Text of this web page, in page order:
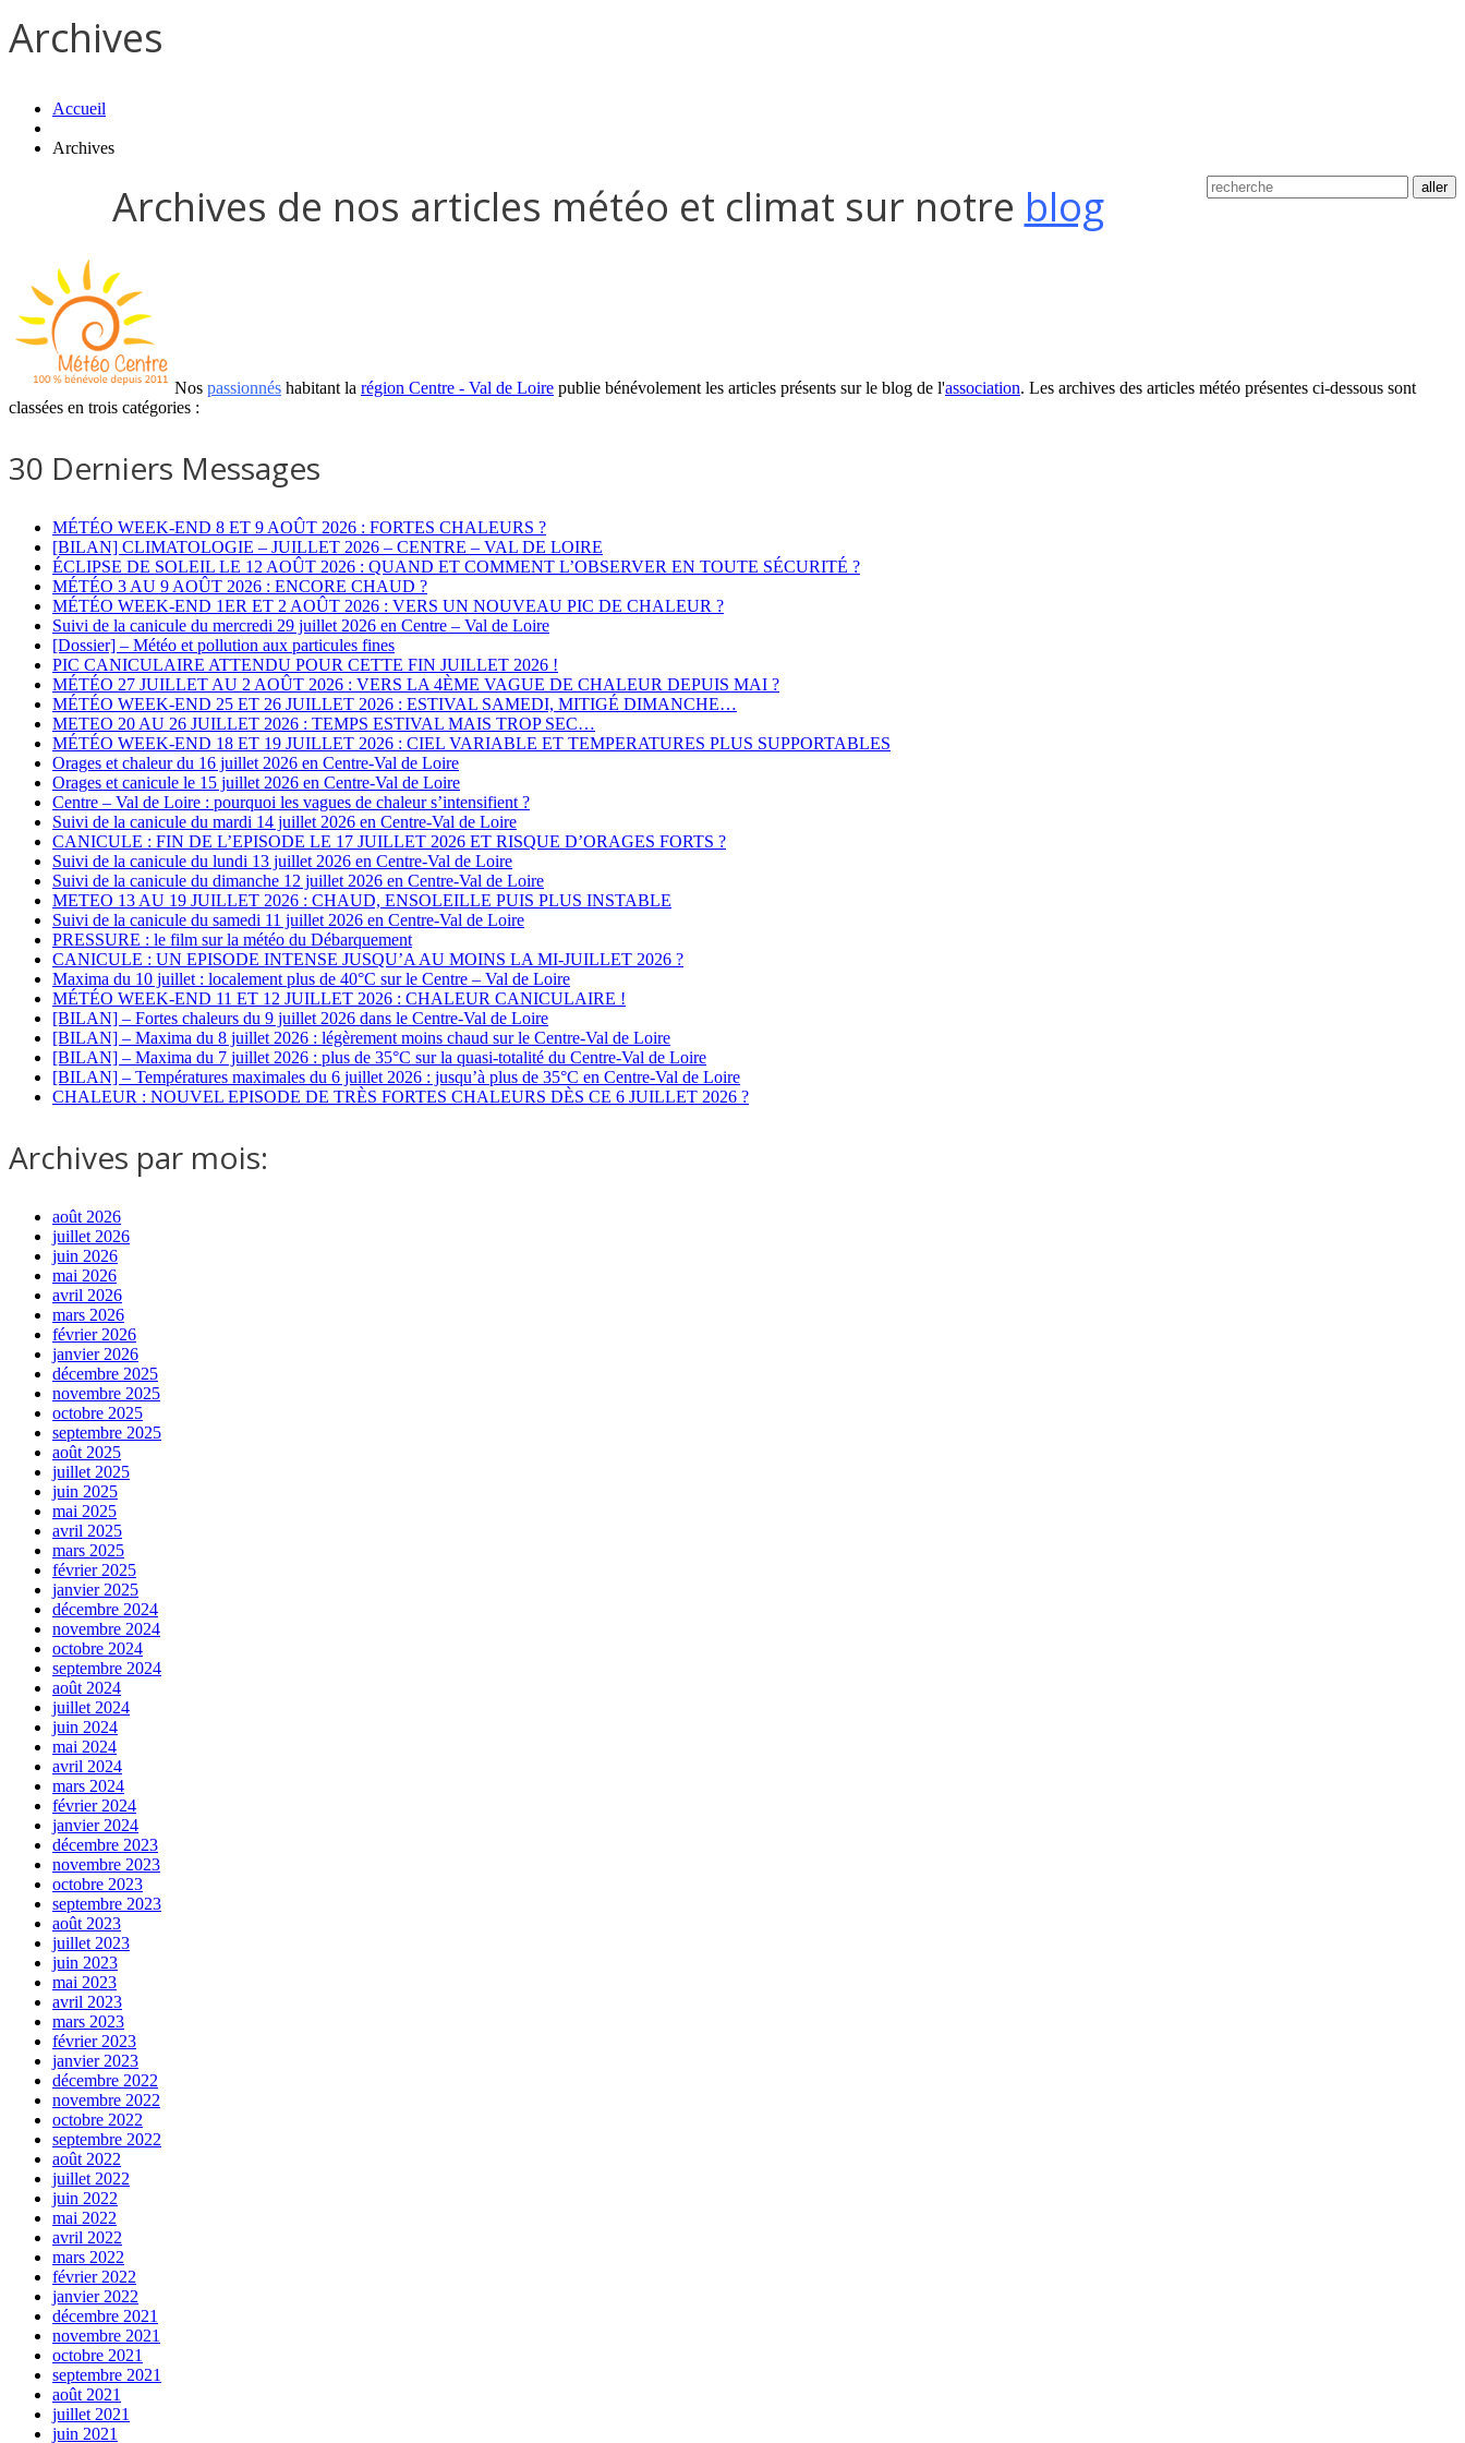
Archives
Accueil
Archives
Archives de nos articles météo et climat sur notre blog
Nos passionnés habitant la région Centre - Val de Loire publie bénévolement les articles présents sur le blog de l'association. Les archives des articles météo présentes ci-dessous sont
classées en trois catégories :
30 Derniers Messages
MÉTÉO WEEK-END 8 ET 9 AOÛT 2026 : FORTES CHALEURS ?
[BILAN] CLIMATOLOGIE – JUILLET 2026 – CENTRE – VAL DE LOIRE
ÉCLIPSE DE SOLEIL LE 12 AOÛT 2026 : QUAND ET COMMENT L’OBSERVER EN TOUTE SÉCURITÉ ?
MÉTÉO 3 AU 9 AOÛT 2026 : ENCORE CHAUD ?
MÉTÉO WEEK-END 1ER ET 2 AOÛT 2026 : VERS UN NOUVEAU PIC DE CHALEUR ?
Suivi de la canicule du mercredi 29 juillet 2026 en Centre – Val de Loire
[Dossier] – Météo et pollution aux particules fines
PIC CANICULAIRE ATTENDU POUR CETTE FIN JUILLET 2026 !
MÉTÉO 27 JUILLET AU 2 AOÛT 2026 : VERS LA 4ÈME VAGUE DE CHALEUR DEPUIS MAI ?
MÉTÉO WEEK-END 25 ET 26 JUILLET 2026 : ESTIVAL SAMEDI, MITIGÉ DIMANCHE…
METEO 20 AU 26 JUILLET 2026 : TEMPS ESTIVAL MAIS TROP SEC…
MÉTÉO WEEK-END 18 ET 19 JUILLET 2026 : CIEL VARIABLE ET TEMPERATURES PLUS SUPPORTABLES
Orages et chaleur du 16 juillet 2026 en Centre-Val de Loire
Orages et canicule le 15 juillet 2026 en Centre-Val de Loire
Centre – Val de Loire : pourquoi les vagues de chaleur s’intensifient ?
Suivi de la canicule du mardi 14 juillet 2026 en Centre-Val de Loire
CANICULE : FIN DE L’EPISODE LE 17 JUILLET 2026 ET RISQUE D’ORAGES FORTS ?
Suivi de la canicule du lundi 13 juillet 2026 en Centre-Val de Loire
Suivi de la canicule du dimanche 12 juillet 2026 en Centre-Val de Loire
METEO 13 AU 19 JUILLET 2026 : CHAUD, ENSOLEILLE PUIS PLUS INSTABLE
Suivi de la canicule du samedi 11 juillet 2026 en Centre-Val de Loire
PRESSURE : le film sur la météo du Débarquement
CANICULE : UN EPISODE INTENSE JUSQU’A AU MOINS LA MI-JUILLET 2026 ?
Maxima du 10 juillet : localement plus de 40°C sur le Centre – Val de Loire
MÉTÉO WEEK-END 11 ET 12 JUILLET 2026 : CHALEUR CANICULAIRE !
[BILAN] – Fortes chaleurs du 9 juillet 2026 dans le Centre-Val de Loire
[BILAN] – Maxima du 8 juillet 2026 : légèrement moins chaud sur le Centre-Val de Loire
[BILAN] – Maxima du 7 juillet 2026 : plus de 35°C sur la quasi-totalité du Centre-Val de Loire
[BILAN] – Températures maximales du 6 juillet 2026 : jusqu’à plus de 35°C en Centre-Val de Loire
CHALEUR : NOUVEL EPISODE DE TRÈS FORTES CHALEURS DÈS CE 6 JUILLET 2026 ?
Archives par mois:
août 2026
juillet 2026
juin 2026
mai 2026
avril 2026
mars 2026
février 2026
janvier 2026
décembre 2025
novembre 2025
octobre 2025
septembre 2025
août 2025
juillet 2025
juin 2025
mai 2025
avril 2025
mars 2025
février 2025
janvier 2025
décembre 2024
novembre 2024
octobre 2024
septembre 2024
août 2024
juillet 2024
juin 2024
mai 2024
avril 2024
mars 2024
février 2024
janvier 2024
décembre 2023
novembre 2023
octobre 2023
septembre 2023
août 2023
juillet 2023
juin 2023
mai 2023
avril 2023
mars 2023
février 2023
janvier 2023
décembre 2022
novembre 2022
octobre 2022
septembre 2022
août 2022
juillet 2022
juin 2022
mai 2022
avril 2022
mars 2022
février 2022
janvier 2022
décembre 2021
novembre 2021
octobre 2021
septembre 2021
août 2021
juillet 2021
juin 2021